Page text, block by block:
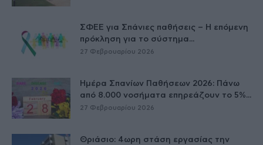
ΣΦΕΕ για Σπάνιες παθήσεις – Η επόμενη
πρόκληση για το σύστημα...
27 Φεβρουαρίου 2026
Ημέρα Σπανίων Παθήσεων 2026: Πάνω
από 8.000 νοσήματα επηρεάζουν το 5%...
27 Φεβρουαρίου 2026
Θριάσιο: 4ωρη στάση εργασίας την